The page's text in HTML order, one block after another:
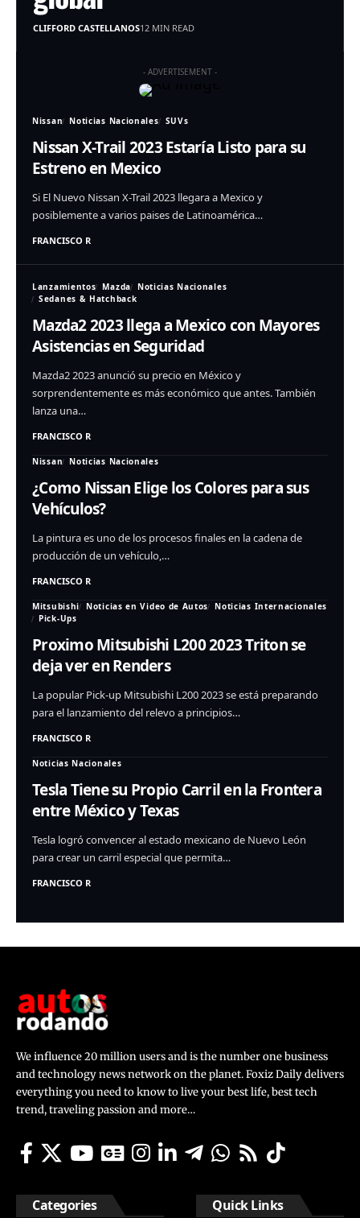
CLIFFORD CASTELLANOS12 MIN READ
- ADVERTISEMENT -
Nissan Noticias Nacionales SUVs
Nissan X-Trail 2023 Estaría Listo para su
Estreno en Mexico
Si El Nuevo Nissan X-Trail 2023 llegara a Mexico y
posiblemente a varios paises de Latinoamérica…
FRANCISCO R
Lanzamientos Mazda
Noticias Nacionales
Sedanes & Hatchback
Mazda2 2023 llega a Mexico con Mayores
Asistencias en Seguridad
Mazda2 2023 anunció su precio en México y
sorprendentemente es más económico que antes. También
lanza una…
FRANCISCO R
Nissan Noticias Nacionales
¿Como Nissan Elige los Colores para sus
Vehículos?
La pintura es uno de los procesos finales en la cadena de
producción de un vehículo,…
FRANCISCO R
Mitsubishi Noticias en Video de Autos
Noticias Internacionales
Pick-Ups
Proximo Mitsubishi L200 2023 Triton se
deja ver en Renders
La popular Pick-up Mitsubishi L200 2023 se está preparando
para el lanzamiento del relevo a principios…
FRANCISCO R
Noticias Nacionales
Tesla Tiene su Propio Carril en la Frontera
entre México y Texas
Tesla logró convencer al estado mexicano de Nuevo León
para crear un carril especial que permita…
FRANCISCO R
We influence 20 million users and is the number one business
and technology news network on the planet. Foxiz Daily delivers
everything you need to know to live your best life, best tech
trend, traveling passion and more…
Categories Quick Links